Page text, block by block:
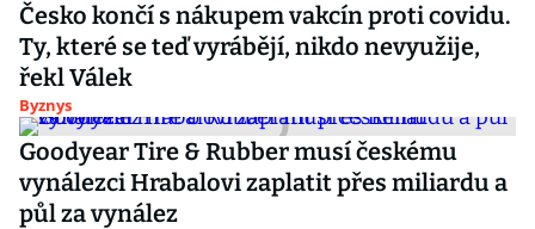
Česko končí s nákupem vakcín proti covidu.
Ty, které se teď vyrábějí, nikdo nevyužije,
řekl Válek
Byznys
Goodyear Tire & Rubber musí českému
vynálezci Hrabalovi zaplatit přes miliardu a
půl za vynález